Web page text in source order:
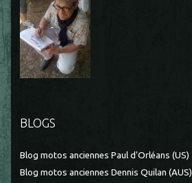
BLOGS
Blog motos anciennes Paul d'Orléans (US)
Blog motos anciennes Dennis Quilan (AUS)